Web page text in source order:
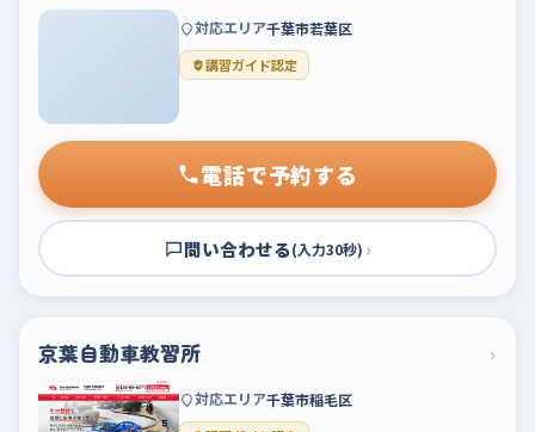
対応エリア千葉市若葉区
講習ガイド認定
電話で予約する
問い合わせる(入力30秒) ›
京葉自動車教習所 ›
対応エリア千葉市稲毛区